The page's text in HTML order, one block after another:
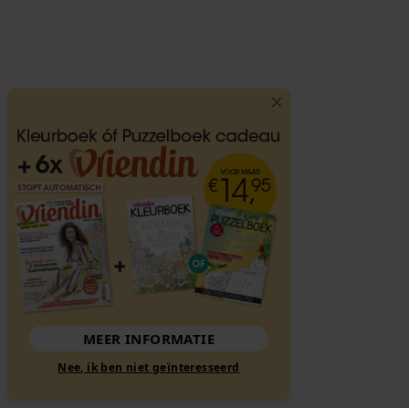
MEER INFORMATIE
Nee, ik ben niet geïnteresseerd